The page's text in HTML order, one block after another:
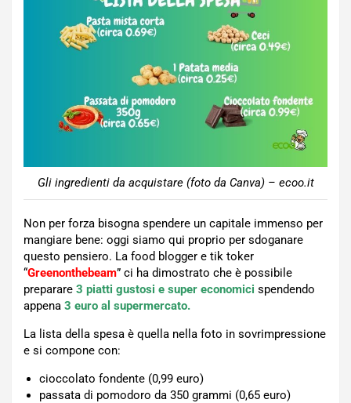
Gli ingredienti da acquistare (foto da Canva) – ecoo.it
Non per forza bisogna spendere un capitale immenso per
mangiare bene: oggi siamo qui proprio per sdoganare
questo pensiero. La food blogger e tik toker
“Greenonthebeam” ci ha dimostrato che è possibile
preparare 3 piatti gustosi e super economici spendendo
appena 3 euro al supermercato.
La lista della spesa è quella nella foto in sovrimpressione
e si compone con:
cioccolato fondente (0,99 euro)
passata di pomodoro da 350 grammi (0,65 euro)